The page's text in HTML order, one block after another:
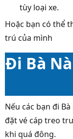
tùy loại xe.
Hoặc bạn có thể
trú của mình
Đi Bà
Nếu các bạn đi
đặt vé cáp treo
khi quá đông.